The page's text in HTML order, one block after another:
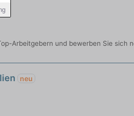
Arbeitgebern und bewerben Sie sich
neu